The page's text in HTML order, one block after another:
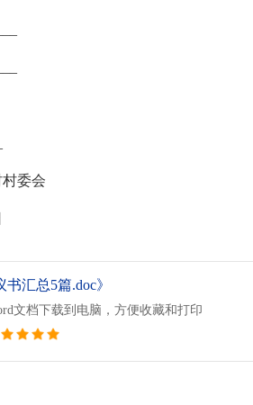
村委会
书汇总5篇.doc》
文档下载到电脑，方便收藏和打印